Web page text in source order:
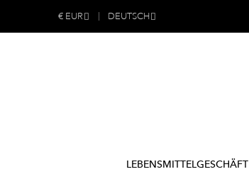
€ EUR DEUTSCH
LEBENSMITTELGESCHÄFT